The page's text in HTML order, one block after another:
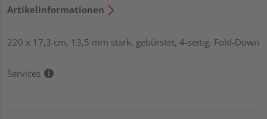
Artikelinformationen
220 x 17,3 cm, 13,5 mm stark, gebürstet, 4-seitig, Fold-Down
Services